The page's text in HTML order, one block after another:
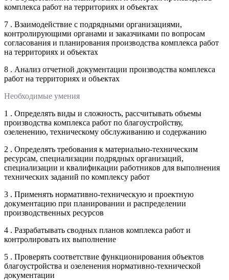
комплекса работ на территориях и объектах
7 . Взаимодействие с подрядными организациями,
контролирующими органами и заказчиками по вопросам
согласования и планирования производства комплекса работ
на территориях и объектах
8 . Анализ отчетной документации производства комплекса
работ на территориях и объектах
Необходимые умения
1 . Определять виды и сложность, рассчитывать объемы
производства комплекса работ по благоустройству,
озеленению, техническому обслуживанию и содержанию
2 . Определять требования к материально-техническим
ресурсам, специализации подрядных организаций,
специализации и квалификации работников для выполнения
технических заданий по комплексу работ
3 . Применять нормативно-техническую и проектную
документацию при планировании и распределении
производственных ресурсов
4 . Разрабатывать сводных планов комплекса работ и
контролировать их выполнение
5 . Проверять соответствие функционирования объектов
благоустройства и озеленения нормативно-технической
документации